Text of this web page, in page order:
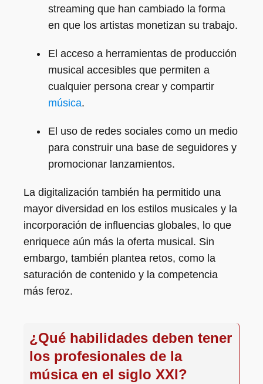
streaming que han cambiado la forma
en que los artistas monetizan su trabajo.
El acceso a herramientas de producción
musical accesibles que permiten a
cualquier persona crear y compartir
música.
El uso de redes sociales como un medio
para construir una base de seguidores y
promocionar lanzamientos.
La digitalización también ha permitido una
mayor diversidad en los estilos musicales y la
incorporación de influencias globales, lo que
enriquece aún más la oferta musical. Sin
embargo, también plantea retos, como la
saturación de contenido y la competencia
más feroz.
¿Qué habilidades deben tener
los profesionales de la
música en el siglo XXI?